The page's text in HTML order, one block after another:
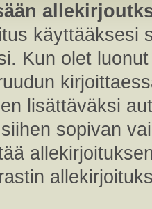
käyttääksesi
Kun olet
lisättäväksi
sopivan